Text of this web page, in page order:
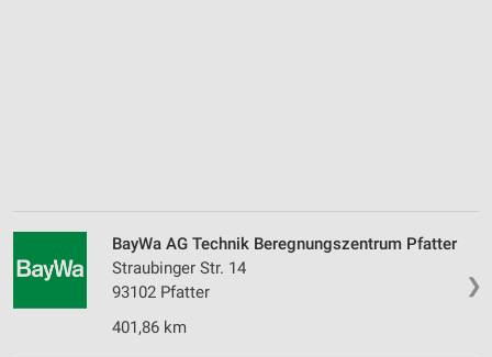
❯
BayWa AG Technik Beregnungszentrum Pfatter
Straubinger Str. 14
93102 Pfatter
401,86 km